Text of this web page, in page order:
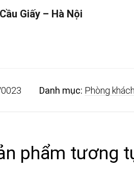
Giấy – Hà Nội
Danh mục: Phòng khách
phẩm tương